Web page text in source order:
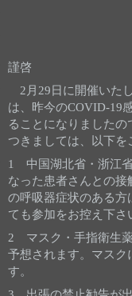
謹啓
2月29日に開催いた
は、昨今のCOVID-19
ることになりました
つきましては、以下
1 中国湖北省・浙江
なった患者さんとの
の呼吸器症状のある方
ても参加をお控え下
2 マスク・手指衛生
予想されます。マスク
す。